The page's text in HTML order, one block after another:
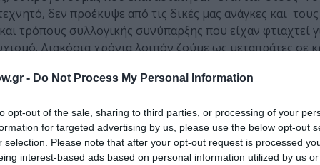
- Do Not Process My Personal Information
opt-out of the sale, sharing to third parties, or processing of your
for targeted advertising by us, please use the below opt-out
selection. Please note that after your opt-out request is processed
interest-based ads based on personal information utilized by us
δεν προέκυψε από τις δικές μας ανάγκες και
τρόπους συλλογικής συνύπαρξης που είχαν φτιαχτεί
Διακόσια χρόνια λοιπόν ζούμε ως μεταπράτες σε
από κάθε συνείδηση ετερότητας. Πιθηκίζουμε ό, τι
(πολύ απίθανο), για να υπηρετεί τις κοινωνικές μας
David Owen, περιγράφει μια
είδους δύναμη τείνει να διαφθείρει;